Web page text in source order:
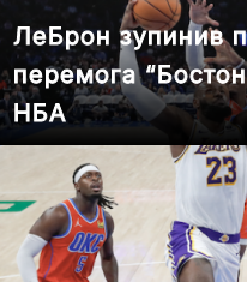
ЛеБрон зупинив
перемога
НБА